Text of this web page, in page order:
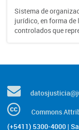
Sistema de
jurídico, en forma
controlados que
Commons
(+5411) 5300-4000 |